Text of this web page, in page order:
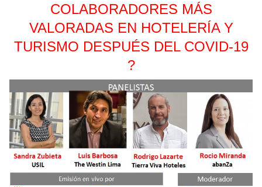
COLABORADORES MÁS
VALORADAS EN HOTELERÍA Y
TURISMO DESPUÉS DEL COVID-19
?